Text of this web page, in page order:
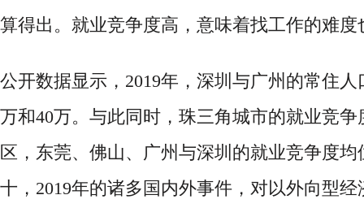
算得出。就业竞争度高，意味着找工作的难度
公开数据显示， 2019年，深圳与广州的常住
万和40万。与此同时，珠三角城市的就业竞争
区，东莞、佛山、广州与深圳的就业竞争度
十，2019年的诸多国内外事件，对以外向型